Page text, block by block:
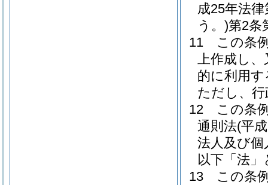
成25年法
う。)第2条
11
この条
上作成し
的に利用
ただし、
12
この条
通則法(平
法人及び
以下「法
13
この条